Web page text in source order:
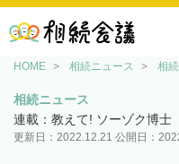
HOME 相続ニュース 相
相続ニュース
連載：教えて! ソーゾク博士
更新日： 2022.12.21 公開日：